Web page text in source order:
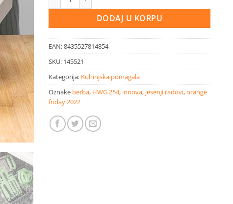
DODAJ U KORPU
EAN:8435527814854
SKU: 145521
Kategorija: Kuhinjska pomagala
Oznake berba, HWG 254, innova, jesenji radovi,orange
friday 2022